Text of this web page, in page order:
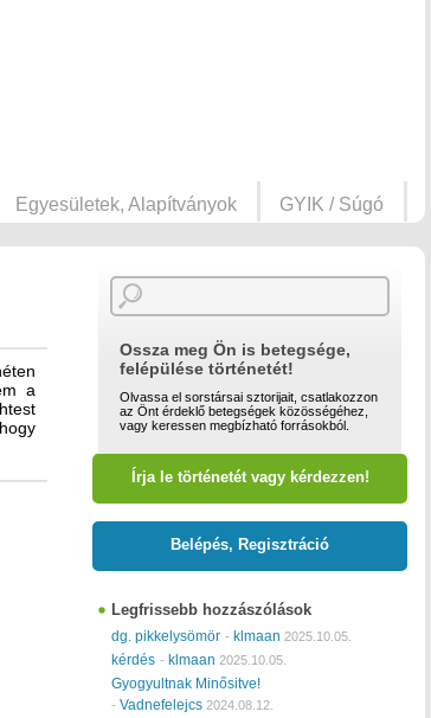
Egyesületek, Alapítványok GYIK / Súgó
a
Ossza meg Ön is betegsége,
felépülése történetét!
Olvassa el sorstársai sztorijait, csatlakozzon
az Önt érdeklő betegségek közösségéhez,
vagy keressen megbízható forrásokból.
Írja le történetét vagy kérdezzen!
Belépés, Regisztráció
Legfrissebb hozzászólások
dg. pikkelysömör - klmaan 2025.10.05.
kérdés - klmaan 2025.10.05.
Gyogyultnak Minősitve!
- Vadnefelejcs 2024.08.12.